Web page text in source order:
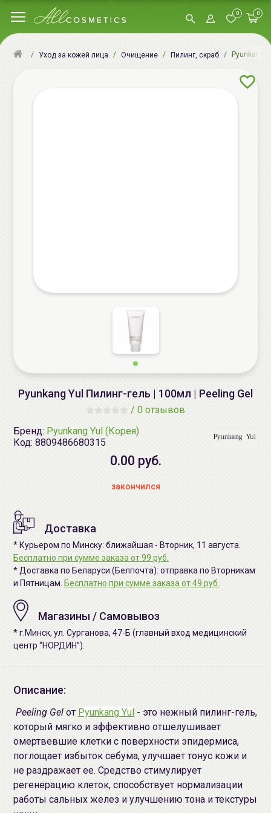
0 0
Уход за кожей лица Очищение Пилинг, скраб Pyunkang
Pyunkang Yul Пилинг-гель | 100мл | Peeling Gel
/ 0 отзывов
Бренд: Pyunkang Yul (Корея)
Код: 8809486680315
0.00 руб.
закончился
Доставка
* Курьером по Минску: ближайшая - Вторник, 11 августа.
Бесплатно при сумме заказа от 99 руб.
* Доставка по Беларуси (Белпочта): отправка по Вторникам
и Пятницам. Бесплатно при сумме заказа от 49 руб.
Магазины / Самовывоз
* г.Минск, ул. Сурганова, 47-Б (главный вход медицинский
центр “НОРДИН”).
Описание:
Peeling Gel от Pyunkang Yul - это нежный пилинг-гель,
который мягко и эффективно отшелушивает
омертвевшие клетки с поверхности эпидермиса,
поглощает избыток себума, улучшает тонус кожи и
не раздражает ее. Средство стимулирует
регенерацию клеток, способствует нормализации
работы сальных желез и улучшению тона и текстуры